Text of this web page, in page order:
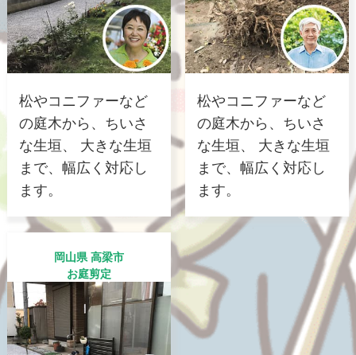
松やコニファーなど
の庭木から、ちいさ
な生垣、 大きな生垣
まで、幅広く対応し
ます。
松やコニファーなど
の庭木から、ちいさ
な生垣、 大きな生垣
まで、幅広く対応し
ます。
岡山県 高梁市
お庭剪定